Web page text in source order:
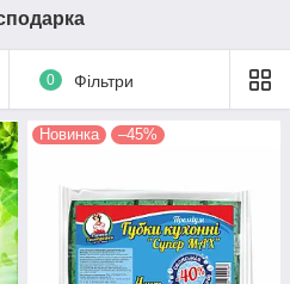
0 Фільтри
Новинка –45%